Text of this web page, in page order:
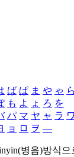
ば ぱ ま や ゃ ら
も よ ょ ろ を
パ マ ヤ ャ ラ ワ
ョ ロ ヲ ―
병음)방식